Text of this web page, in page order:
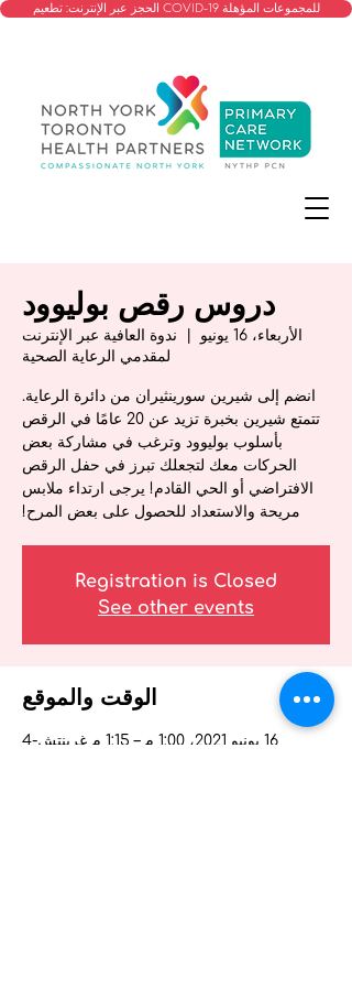
الحجز عبر الإنترنت: تطعيم COVID-19 للمجموعات المؤهلة
دروس رقص بوليوود
الأربعاء، 16 يونيو
ندوة العافية عبر الإنترنت
لمقدمي الرعاية الصحية
انضم إلى شيرين سورينثيران من دائرة الرعاية.
تتمتع شيرين بخبرة تزيد عن 20 عامًا في الرقص
بأسلوب بوليوود وترغب في مشاركة بعض
الحركات معك لتجعلك تبرز في حفل الرقص
الافتراضي أو الحي القادم! يرجى ارتداء ملابس
مريحة والاستعداد للحصول على بعض المرح!
Registration is Closed
See other events
الوقت والموقع
16 يونيو 2021، 1:00 م – 1:15 م غرينتش-4